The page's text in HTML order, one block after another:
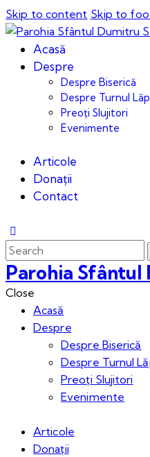
Skip to content Skip to
Acasă
Despre
Despre Biserică
Despre Turnul
Preoți Slujitori
Evenimente
Articole
Donații
Contact
Parohia Sfântul
Close
Acasă
Despre
Despre Biserică
Despre Turnul
Preoți Slujitori
Evenimente
Articole
Donații